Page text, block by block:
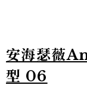
安海瑟薇
型 06